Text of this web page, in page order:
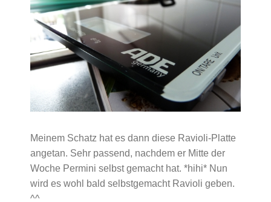
Meinem Schatz hat es dann diese Ravioli-Platte
angetan. Sehr passend, nachdem er Mitte der
Woche Permini selbst gemacht hat. *hihi* Nun
wird es wohl bald selbstgemacht Ravioli geben.
^^